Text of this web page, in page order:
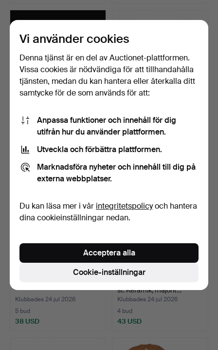
MAT- samt KAFFESERVIS,
74 st, porslin, KPM…
Klubbades 24 jul 2026
16 bud
EINAR LUTERKORT (1905-
1981), Fat, keramik,…
Klubbades 24 jul 2026
5 bud
Klubbades 24 jul 2026
5 bud
38 USD
st. Keramik, majorit…
Klubbades 24 jul 2026
4 bud
43 USD
Vi använder cookies
Denna tjänst är en del av Auctionet-plattformen.
Vissa cookies är nödvändiga för att tillhandahålla
tjänsten, medan du kan hantera eller återkalla ditt
samtycke för de som används för att:
Anpassa funktioner och innehåll för dig
utifrån hur du använder plattformen.
Utveckla och förbättra plattformen.
Marknadsföra nyheter och innehåll till dig på
externa webbplatser.
Du kan läsa mer i vår integritetspolicyoch hantera
dina cookieinställningar nedan.
Cookie-inställningar
Acceptera alla